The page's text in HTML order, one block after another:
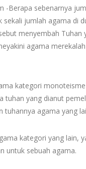
-Berapa sebenarnya
sekali jumlah agama di
menyembah Tuhan
agama
kategori
tuhan yang dianut
tuhannya agama yang
kategori yang lain,
untuk sebuah agama.